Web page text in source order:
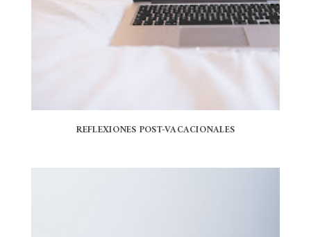
REFLEXIONES POST-VACACIONALES